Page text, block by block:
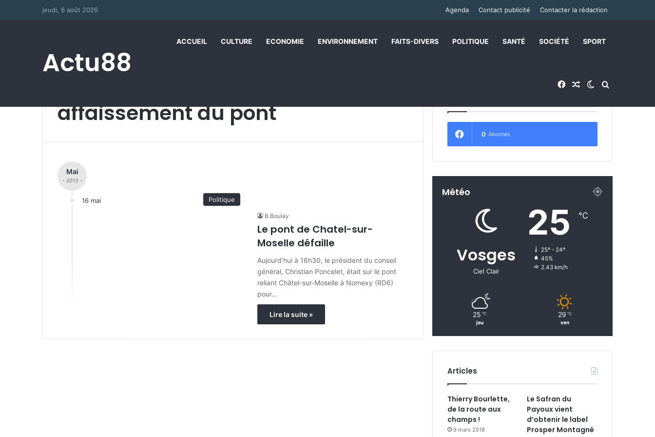
jeudi, 6 août 2026 Agenda Contact publicité Contacter la rédaction
Actu88
ACCUEIL CULTURE ECONOMIE ENVIRONNEMENT FAITS-DIVERS POLITIQUE SANTÉ SOCIÉTÉ SPORT
FacebookArticle Aléatoire
Switch skin
affaissement du pont
Mai
- 2013 -
16 mai Politique
B.Boulay
Le pont de Chatel-sur-
Moselle défaille
Aujourd’hui à 16h30, le président du conseil
général, Christian Poncelet, était sur le pont
reliant Châtel-sur-Moselle à Nomexy (RD6)
pour…
Lire la suite »
0 Abonnés
Météo
Vosges
Ciel Clair
25 ℃
25º - 24º
45%
2.43 km/h
25 ℃
jeu
29 ℃
ven
Articles
Thierry Bourlette,
de la route aux
champs !
9 mars 2018
Le Safran du
Payoux vient
d’obtenir le label
Prosper Montagné